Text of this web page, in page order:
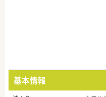
基本情報